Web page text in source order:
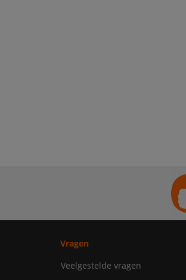
Vragen
Veelgestelde vragen